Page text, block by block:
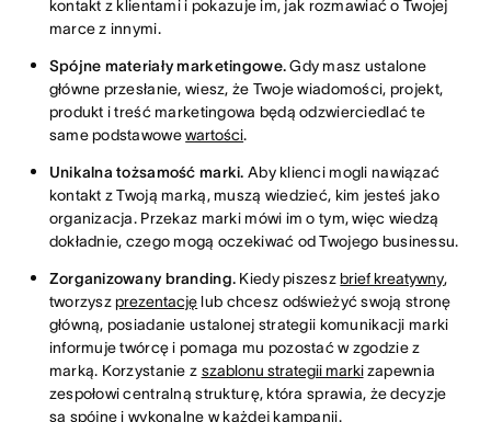
kontakt z klientami i pokazuje im, jak rozmawiać o Twojej
marce z innymi.
Spójne materiały marketingowe.Gdy masz ustalone
główne przesłanie, wiesz, że Twoje wiadomości, projekt,
produkt i treść marketingowa będą odzwierciedlać te
same podstawowewartości.
Unikalna tożsamość marki. Aby klienci mogli nawiązać
kontakt z Twoją marką, muszą wiedzieć, kim jesteś jako
organizacja. Przekaz marki mówi im o tym, więc wiedzą
dokładnie, czego mogą oczekiwać od Twojego businessu.
Zorganizowany branding. Kiedy piszeszbrief kreatywny,
tworzyszprezentacjęlub chcesz odświeżyć swoją stronę
główną, posiadanie ustalonej strategii komunikacji marki
informuje twórcę i pomaga mu pozostać w zgodzie z
marką. Korzystanie z szablonu strategii markizapewnia
zespołowi centralną strukturę, która sprawia, że decyzje
są spójne i wykonalne w każdej kampanii.